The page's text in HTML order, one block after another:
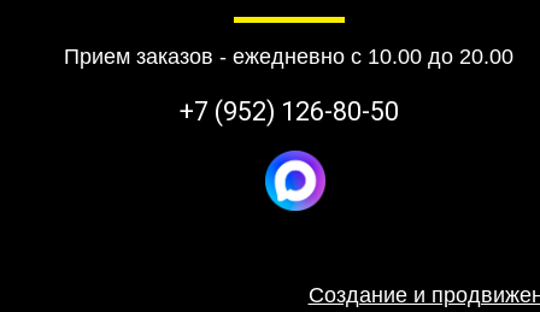
Прием заказов - ежедневно с 10.00 до 20.00
+7 (952) 126-80-50
Создание и